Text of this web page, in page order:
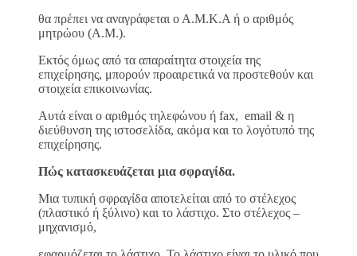
θα πρέπει να αναγράφεται ο Α.Μ.Κ.Α ή ο αριθμός
μητρώου (Α.Μ.).
Εκτός όμως από τα απαραίτητα στοιχεία της
επιχείρησης, μπορούν προαιρετικά να προστεθούν και
στοιχεία επικοινωνίας.
Αυτά είναι ο αριθμός τηλεφώνου ή fax, email & η
διεύθυνση της ιστοσελίδα, ακόμα και το λογότυπό της
επιχείρησης.
Πώς κατασκευάζεται μια σφραγίδα.
Μια τυπική σφραγίδα αποτελείται από το στέλεχος
(πλαστικό ή ξύλινο) και το λάστιχο. Στο στέλεχος –
μηχανισμό,